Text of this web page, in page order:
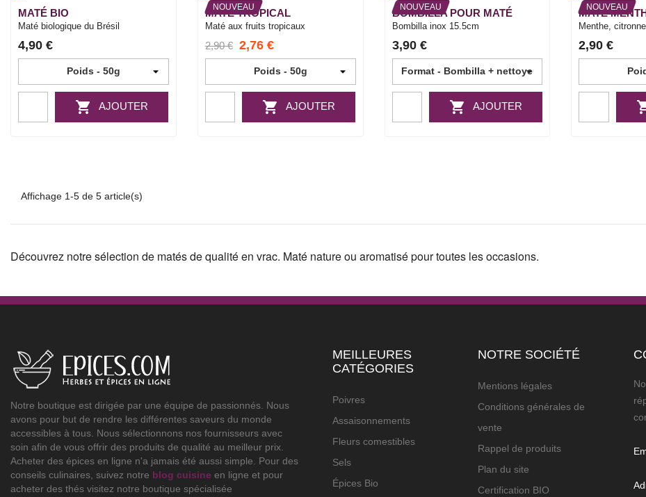
MATÉ BIO
Maté biologique du Brésil
4,90 €
 AJOUTER
NOUVEAU
MATÉ TROPICAL
Maté aux fruits tropicaux
2,90 € 2,76 €
 AJOUTER
NOUVEAU
BOMBILLA POUR MATÉ
Bombilla inox 15.5cm
3,90 €
 AJOUTER
NOUVEAU
MATÉ
Menthe,
2,90 €
Affichage 1-5 de 5 article(s)
Découvrez notre sélection de matés de qualité en vrac. Maté nature ou aromatisé pour toutes les occasions.
Notre boutique est dirigée par une équipe de passionnés. Nous
avons pour but de rendre les différentes saveurs du monde
accessibles à tous. Nous sélectionnons nos fournisseurs avec
soin afin de vous offrir des produits de qualité au meilleur prix.
Acheter des épices en ligne n'a jamais été aussi simple. Pour des
conseils culinaires, suivez notre blog cuisine en ligne et pour
acheter des thés visitez notre boutique spécialisée
MEILLEURES
CATÉGORIES
Poivres
Assaisonnements
Fleurs comestibles
Sels
Épices Bio
NOTRE SOCIÉTÉ
Mentions légales
Conditions générales de
vente
Rappel de produits
Plan du site
Certification BIO